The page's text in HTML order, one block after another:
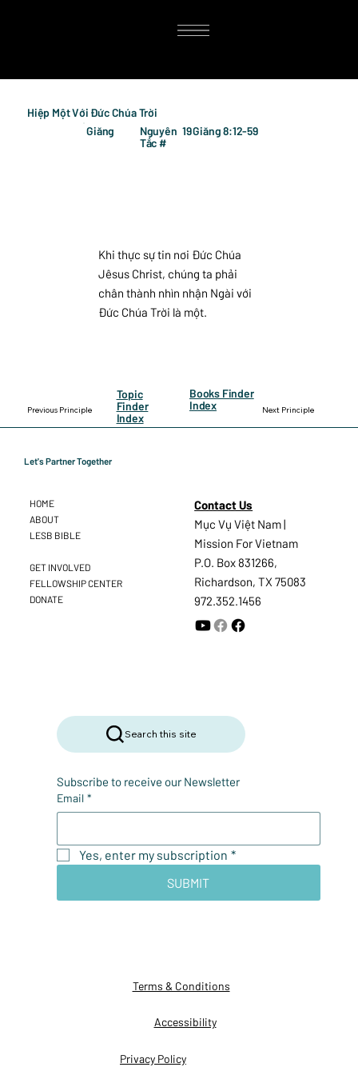
Previous Principle
Topic
Finder
Index
Books Finder
Index
Next Principle
Hiệp Một Với Đức Chúa Trời
Giăng
Nguyên
Tắc #
19Giăng 8:12-59
Khi thực sự tin nơi Đức Chúa
Jêsus Christ, chúng ta phải
chân thành nhìn nhận Ngài với
Đức Chúa Trời là một.
Let's Partner Together
Terms & Conditions
Accessibility
Privacy Policy
Search this site
Subscribe to receive our Newsletter
Email *
Yes, enter my subscription *
SUBMIT
Contact Us
Mục Vụ Việt Nam |
Mission For Vietnam
P.O. Box 831266,
Richardson, TX 75083
972.352.1456
HOME
ABOUT
LESB BIBLE
GET INVOLVED
FELLOWSHIP CENTER
DONATE